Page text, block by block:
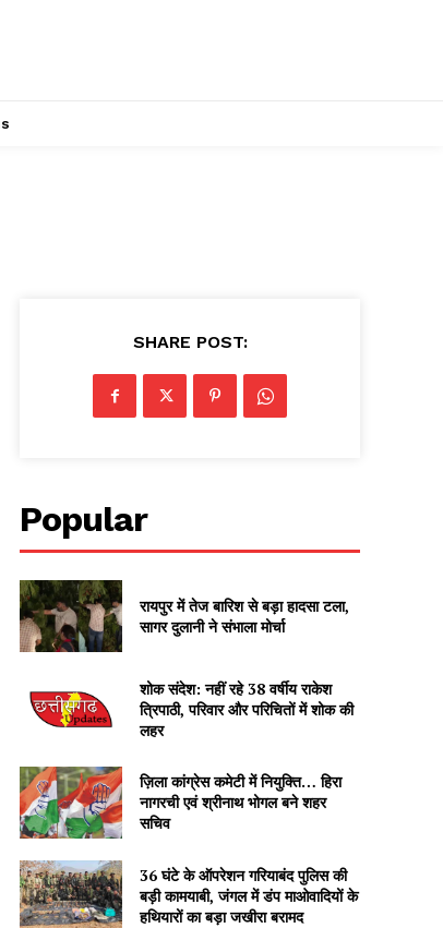
SHARE POST:
Popular
रायपुर में तेज बारिश से बड़ा हादसा टला,
सागर दुलानी ने संभाला मोर्चा
शोक संदेश: नहीं रहे 38 वर्षीय राकेश
त्रिपाठी, परिवार और परिचितों में शोक की
लहर
ज़िला कांग्रेस कमेटी में नियुक्ति… हिरा
नागरची एवं श्रीनाथ भोगल बने शहर
सचिव
36 घंटे के ऑपरेशन गरियाबंद पुलिस की
बड़ी कामयाबी, जंगल में डंप माओवादियों के
हथियारों का बड़ा जखीरा बरामद